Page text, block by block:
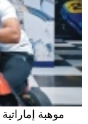
موهبة